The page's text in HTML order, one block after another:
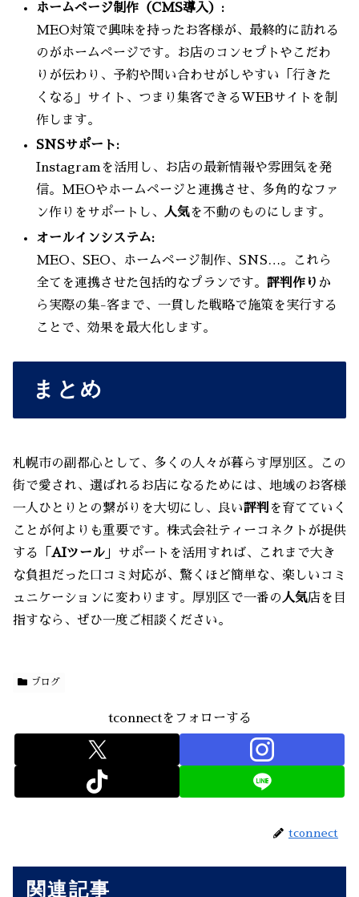
ホームページ制作（CMS導入）:
MEO対策で興味を持ったお客様が、最終的に訪れる
のがホームページです。お店のコンセプトやこだわ
りが伝わり、予約や問い合わせがしやすい「行きた
くなる」サイト、つまり集客できるWEBサイトを制
作します。
SNSサポート:
Instagramを活用し、お店の最新情報や雰囲気を発
信。MEOやホームページと連携させ、多角的なファ
ン作りをサポートし、人気を不動のものにします。
オールインシステム:
MEO、SEO、ホームページ制作、SNS…。これら
全てを連携させた包括的なプランです。評判作り か
ら実際の集-客まで、一貫した戦略で施策を実行する
ことで、効果を最大化します。
まとめ
札幌市の副都心として、多くの人々が暮らす厚別区。この
街で愛され、選ばれるお店になるためには、地域のお客様
一人ひとりとの繋がりを大切にし、良い評判 を育てていく
ことが何よりも重要です。株式会社ティーコネクトが提供
する「 AIツール 」サポートを活用すれば、これまで大き
な負担だった口コミ対応が、驚くほど簡単な、楽しいコミ
ュニケーションに変わります。厚別区で一番の 人気店を目
指すなら、ぜひ一度ご相談ください。
ブログ
tconnectをフォローする
tconnect
関連記事